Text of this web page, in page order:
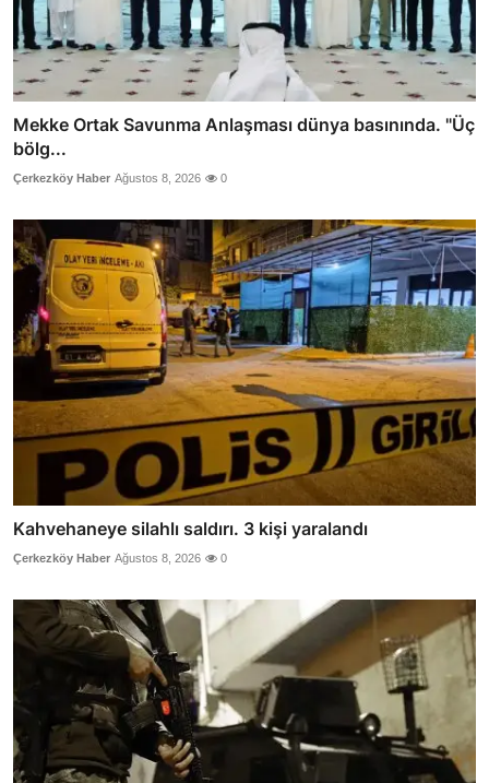
Mekke Ortak Savunma Anlaşması dünya basınında. "Üç
bölg...
Çerkezköy Haber Ağustos 8, 2026 0
Kahvehaneye silahlı saldırı. 3 kişi yaralandı
Çerkezköy Haber Ağustos 8, 2026 0